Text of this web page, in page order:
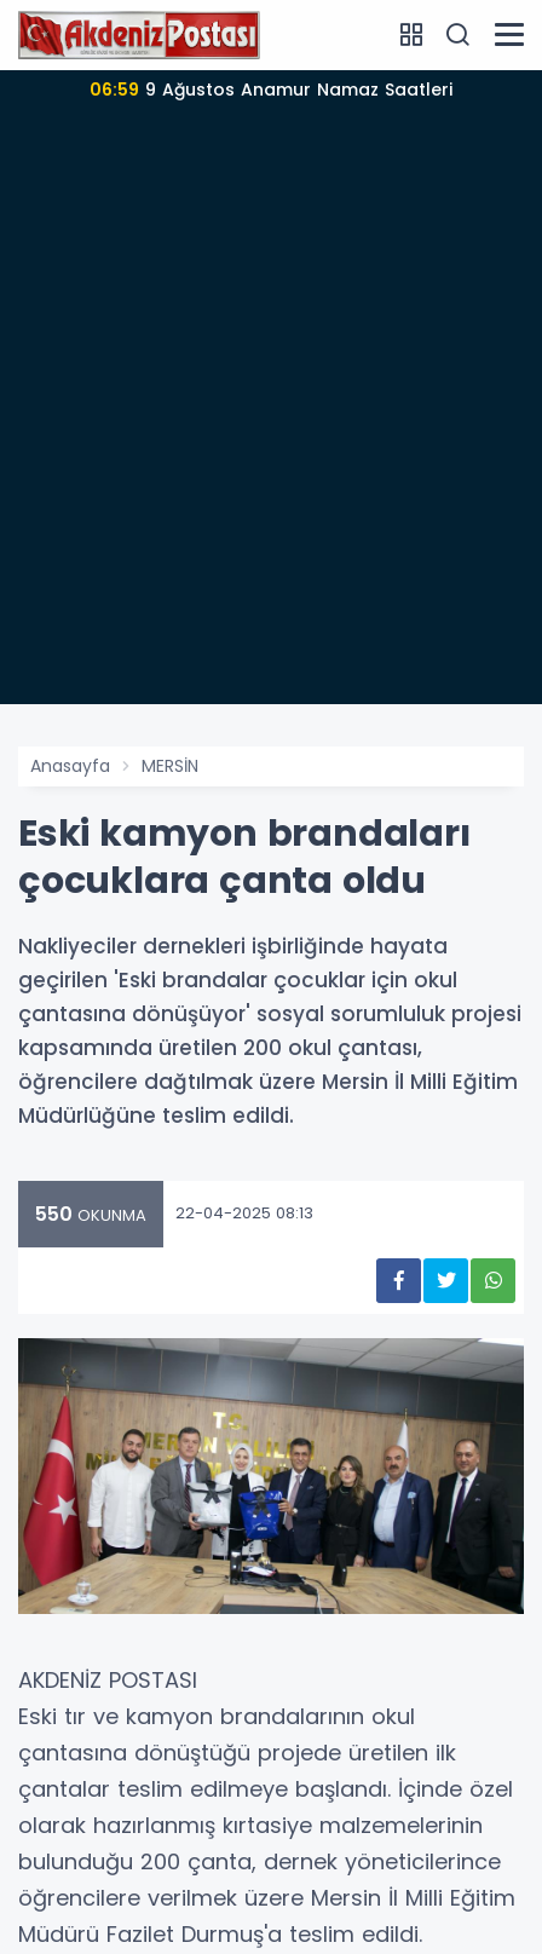
Saatleri 06:57 Anamur’da 09-08-2026
Anasayfa MERSİN
Eski kamyon brandaları
çocuklara çanta oldu
Nakliyeciler dernekleri işbirliğinde hayata
geçirilen 'Eski brandalar çocuklar için okul
çantasına dönüşüyor' sosyal sorumluluk projesi
kapsamında üretilen 200 okul çantası,
öğrencilere dağtılmak üzere Mersin İl Milli Eğitim
Müdürlüğüne teslim edildi.
550 OKUNMA 22-04-2025 08:13
AKDENİZ POSTASI
Eski tır ve kamyon brandalarının okul
çantasına dönüştüğü projede üretilen ilk
çantalar teslim edilmeye başlandı. İçinde özel
olarak hazırlanmış kırtasiye malzemelerinin
bulunduğu 200 çanta, dernek yöneticilerince
öğrencilere verilmek üzere Mersin İl Milli Eğitim
Müdürü Fazilet Durmuş'a teslim edildi.